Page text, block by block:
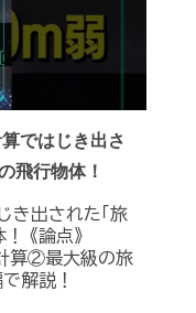
ではじき出さ
飛行物体！
き出された「旅
《論点》
算②最大級の旅
解説！